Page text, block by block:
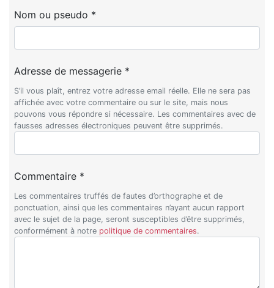
Nom ou pseudo *
Adresse de messagerie *
S’il vous plaît, entrez votre adresse email réelle. Elle ne sera pas
affichée avec votre commentaire ou sur le site, mais nous
pouvons vous répondre si nécessaire. Les commentaires avec de
fausses adresses électroniques peuvent être supprimés.
Commentaire *
Les commentaires truffés de fautes d’orthographe et de
ponctuation, ainsi que les commentaires n’ayant aucun rapport
avec le sujet de la page, seront susceptibles d’être supprimés,
conformément à notre politique de commentaires.